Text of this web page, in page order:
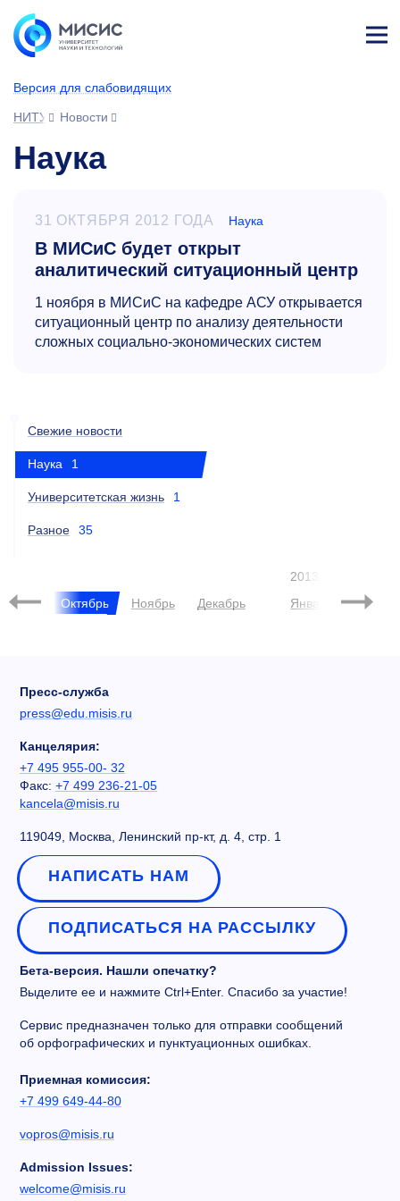
Версия для слабовидящих
НИТУ МИСИС
Новости
Наука
31 ОКТЯБРЯ 2012 ГОДА Наука
В МИСиС будет открыт
аналитический ситуационный центр
1 ноября в МИСиС на кафедре АСУ открывается
ситуационный центр по анализу деятельности
сложных социально-экономических систем
Свежие новости
Наука 1
Университетская жизнь 1
Разное 35
Октябрь Ноябрь Декабрь
2013
Январь
Пресс-служба
press@edu.misis.ru
Канцелярия:
+7 495 955-00- 32
Факс: +7 499 236-21-05
kancela@misis.ru
119049, Москва, Ленинский пр-кт, д. 4, стр. 1
НАПИСАТЬ НАМ
ПОДПИСАТЬСЯ НА РАССЫЛКУ
Бета-версия. Нашли опечатку?
Выделите ее и нажмите Ctrl+Enter. Спасибо за участие!
Сервис предназначен только для отправки сообщений
об орфографических и пунктуационных ошибках.
Приемная комиссия:
+7 499 649-44-80
vopros@misis.ru
Admission Issues:
welcome@misis.ru